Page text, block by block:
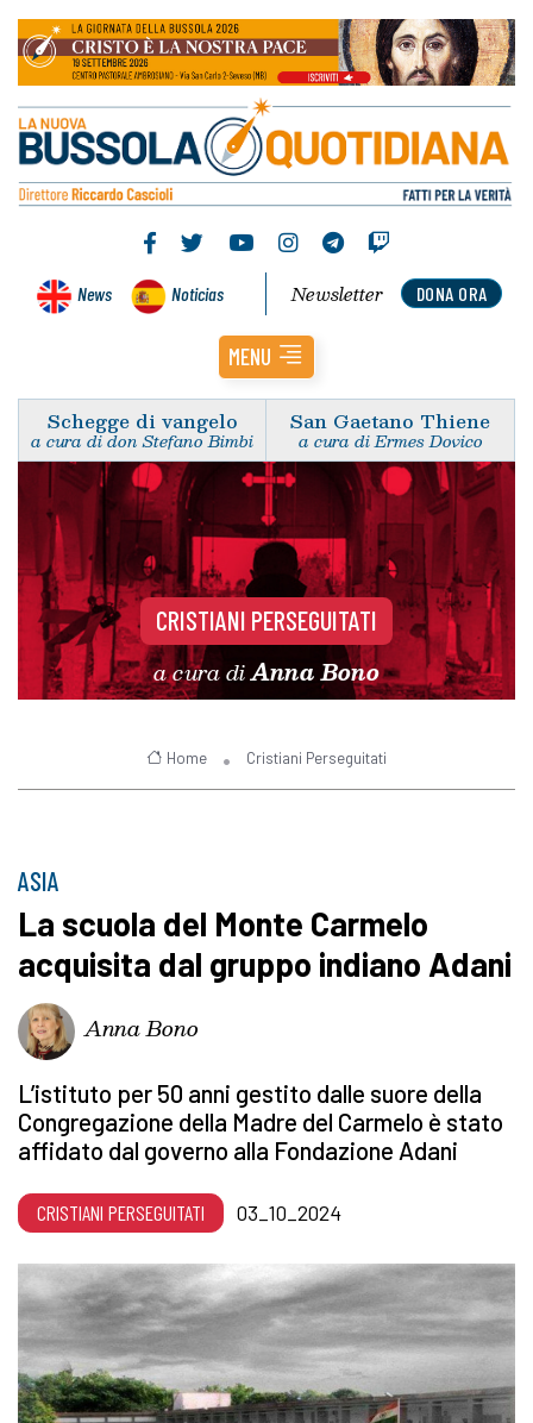
News Noticias DONA ORA
Newsletter
MENU
Schegge di vangelo
a cura di don Stefano Bimbi
San Gaetano Thiene
a cura di Ermes Dovico
CRISTIANI PERSEGUITATI
a cura diAnna Bono
Home Cristiani Perseguitati
ASIA
La scuola del Monte Carmelo
acquisita dal gruppo indiano Adani
Anna Bono
L’istituto per 50 anni gestito dalle suore della
Congregazione della Madre del Carmelo è stato
affidato dal governo alla Fondazione Adani
CRISTIANI PERSEGUITATI 03_10_2024